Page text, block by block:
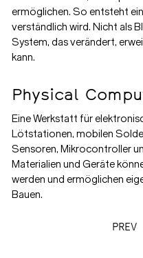
ermöglichen. So entsteht
verständlich wird. Nicht als
System, das verändert,
kann.
Physical
Eine Werkstatt für
Lötstationen, mobilen
Sensoren, Mikrocontroller
Materialien und Geräte
werden und ermöglichen
Bauen.
PREV